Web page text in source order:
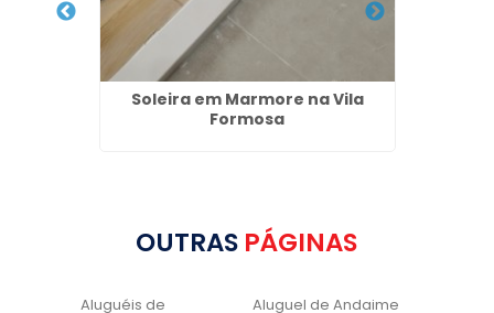
Soleira em Marmore na Vila
Formosa
OUTRAS PÁGINAS
Aluguéis de
Aluguel de Andaime